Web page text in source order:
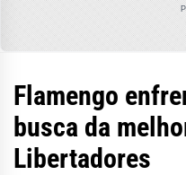
Flamengo
busca da
Libertadores